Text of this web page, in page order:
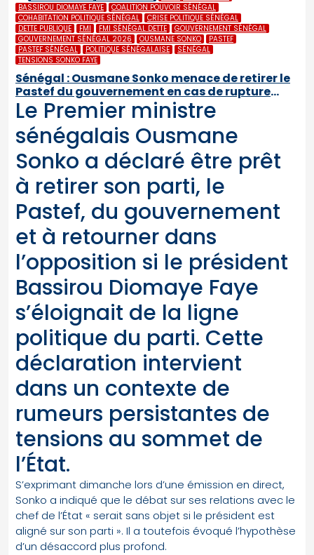
BASSIROU DIOMAYE FAYE
COALITION POUVOIR SÉNÉGAL
COHABITATION POLITIQUE SÉNÉGAL
CRISE POLITIQUE SÉNÉGAL
DETTE PUBLIQUE
FMI FMI SÉNÉGAL DETTE
GOUVERNEMENT SÉNÉGAL
GOUVERNEMENT SÉNÉGAL 2026
OUSMANE SONKO
PASTEF
PASTEF SÉNÉGAL
POLITIQUE SÉNÉGALAISE
SÉNÉGAL
TENSIONS SONKO FAYE
Sénégal : Ousmane Sonko menace de retirer le
Pastef du gouvernement en cas de rupture
avec le président Faye
Le Premier ministre
sénégalais Ousmane
Sonko a déclaré être prêt
à retirer son parti, le
Pastef, du gouvernement
et à retourner dans
l’opposition si le président
Bassirou Diomaye Faye
s’éloignait de la ligne
politique du parti. Cette
déclaration intervient
dans un contexte de
rumeurs persistantes de
tensions au sommet de
l’État.
S’exprimant dimanche lors d’une émission en direct,
Sonko a indiqué que le débat sur ses relations avec le
chef de l’État « serait sans objet si le président est
aligné sur son parti ». Il a toutefois évoqué l’hypothèse
d’un désaccord plus profond.